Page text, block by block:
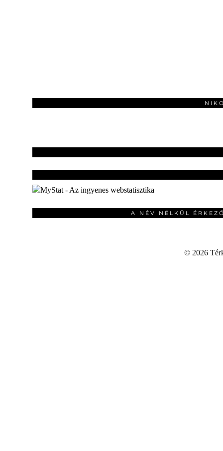
A NÉV NÉLKÜL
© 2026